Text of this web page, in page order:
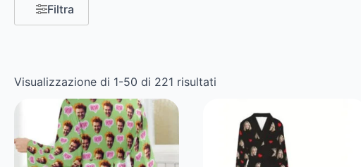
Filtra
Visualizzazione di 1-50 di 221 risultati